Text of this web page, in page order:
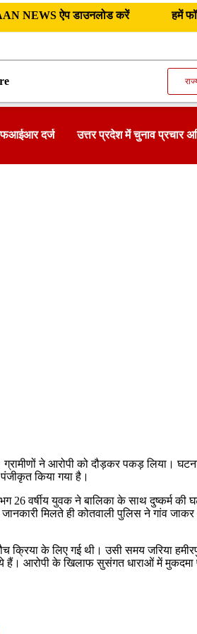
NEWS ऐप डाउनलोड करें हमें
दर्ज उत्तर प्रदेश में चुनाव प्रचार
ने आरोपी को दौड़कर पकड़ लिया।
किया गया है।
26 वर्षीय युवक ने बालिका के साथ दुष्कर्म की
मिलते ही कोतवाली पुलिस ने गांव जाकर
क्रिया के लिए गई थी। उसी समय जरिया
हैं। आरोपी के खिलाफ सुसंगत धाराओं में मुकदमा